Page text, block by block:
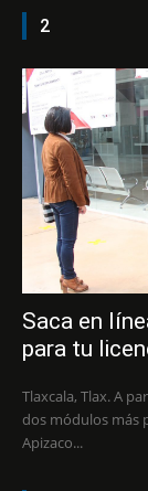
2
Saca en
para tu
Tlaxcala, Tlax. A
dos módulos más
Apizaco...